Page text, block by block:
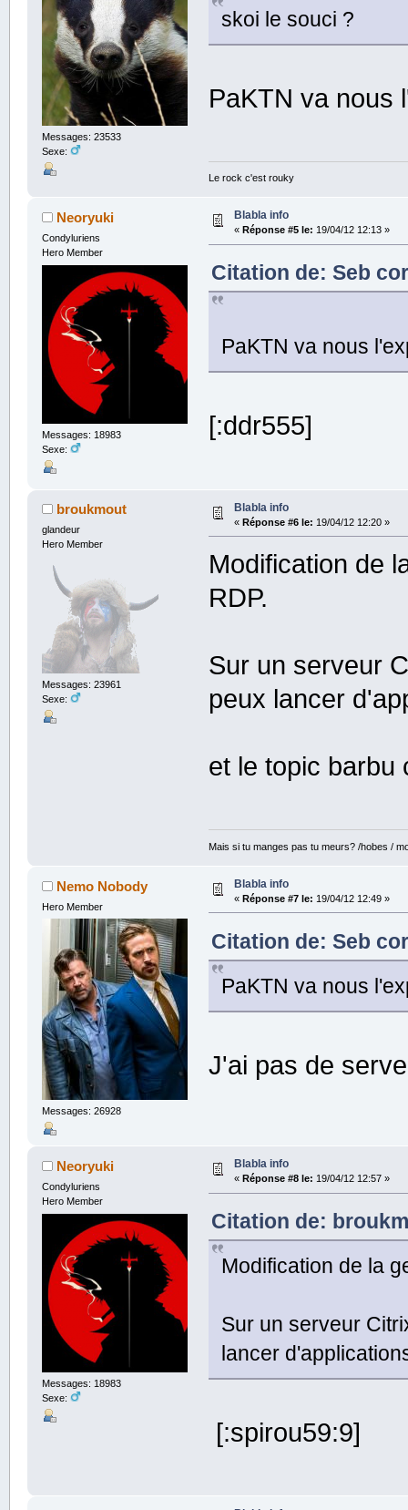
Messages: 23533
Sexe:
skoi le souci ?
PaKTN va nous
Le rock c'est rouky
Neoryuki
Condyluriens
Hero Member
Messages: 18983
Sexe:
Blabla info
« Réponse #5 le: 19/04/12 12:13 »
Citation de: Seb
PaKTN va nous
[:ddr555]
broukmout
glandeur
Hero Member
Messages: 23961
Sexe:
Blabla info
« Réponse #6 le: 19/04/12 12:20 »
Modification de
RDP.
Sur un serveur
peux lancer
et le topic
Mais si tu manges pas tu meurs? /hobes /
Nemo Nobody
Hero Member
Messages: 26928
Blabla info
« Réponse #7 le: 19/04/12 12:49 »
Citation de: Seb
PaKTN va nous
J'ai pas de
Neoryuki
Condyluriens
Hero Member
Messages: 18983
Sexe:
Blabla info
« Réponse #8 le: 19/04/12 12:57 »
Citation de:
Modification de la
Sur un serveur
lancer
[:spirou59:9]